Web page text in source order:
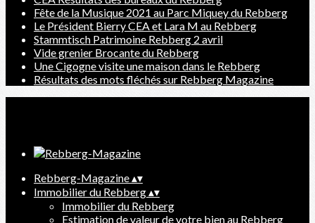
Fête de la Musique 2021 au Parc Miquey du Rebberg
Le Président Bierry CEA et Lara M au Rebberg
Stammtisch Patrimoine Rebberg 2 avril
Vide grenier Brocante du Rebberg
Une Cigogne visite une maison dans le Rebberg
Résultats des mots fléchés sur Rebberg Magazine
Rebberg-Magazine▴▾
Immobilier du Rebberg▴▾
Immobilier du Rebberg
Estimation de valeur de votre bien au Rebberg